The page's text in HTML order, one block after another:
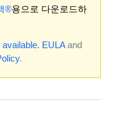
®용으로 다운로드하
EULAand
.